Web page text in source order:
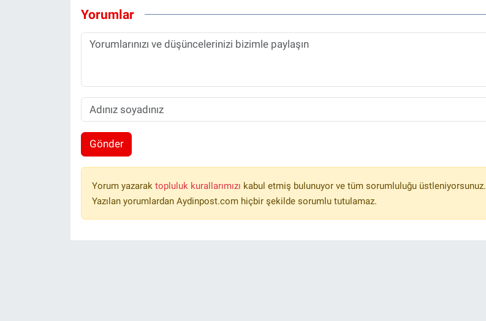
Yorumlar
Gönder
Yorum yazarak topluluk kurallarımızı kabul etmiş bulunuyor ve tüm sorumluluğu üstleniyorsunuz.
Yazılan yorumlardan Aydinpost.com hiçbir şekilde sorumlu tutulamaz.